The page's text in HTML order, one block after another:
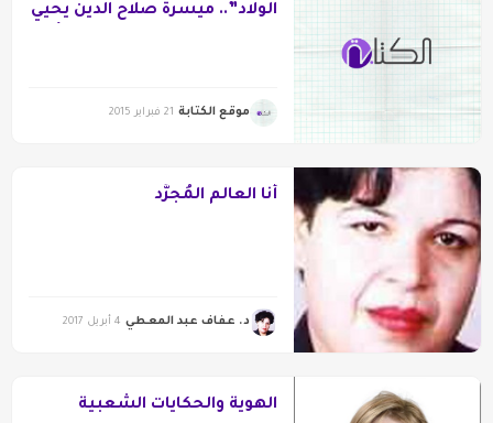
الولاد”.. ميسرة صلاح الدين يحيي
موقع الكتابة 21 فبراير 2015
أنا العالم المُجرًّد
د. عفاف عبد المعطي 4 أبريل 2017
الهوية والحكايات الشعبية